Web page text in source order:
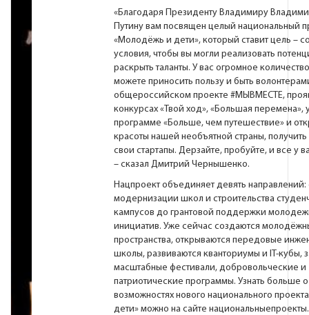
«Благодаря Президенту Владимиру
Путину вам посвящен целый национальный
«Молодёжь и дети», который ставит цель –
условия, чтобы вы могли реализовать
раскрыть таланты. У вас огромное
можете приносить пользу и быть
общероссийском проекте #МЫВМЕСТЕ,
конкурсах «Твой ход», «Большая перемена»,
программе «Больше, чем путешествие» и
красоты нашей необъятной страны, получить
свои стартапы. Дерзайте, пробуйте, и все у
– сказал Дмитрий Чернышенко.
Нацпроект объединяет девять направлений:
модернизации школ и строительства
кампусов до грантовой поддержки
инициатив. Уже сейчас создаются
пространства, открываются передовые
школы, развиваются кванториумы и IT-кубы,
масштабные фестивали, добровольческие и
патриотические программы. Узнать больше о
возможностях нового национального
дети» можно на сайте